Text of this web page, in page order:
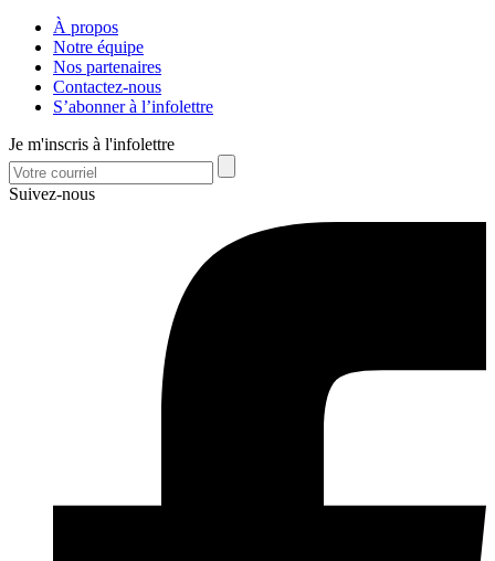
À propos
Notre équipe
Nos partenaires
Contactez-nous
S’abonner à l’infolettre
Je m'inscris à l'infolettre
Suivez-nous